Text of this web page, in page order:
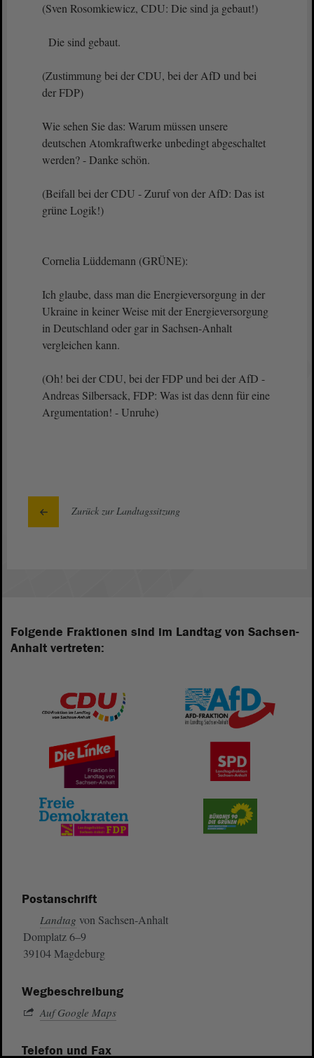
(Sven Rosomkiewicz, CDU: Die sind ja gebaut!)
Die sind gebaut.
(Zustimmung bei der CDU, bei der AfD und bei
der FDP)
Wie sehen Sie das: Warum müssen unsere
deutschen Atomkraftwerke unbedingt abgeschaltet
werden? - Danke schön.
(Beifall bei der CDU - Zuruf von der AfD: Das ist
grüne Logik!)
Cornelia Lüddemann (GRÜNE):
Ich glaube, dass man die Energieversorgung in der
Ukraine in keiner Weise mit der Energieversorgung
in Deutschland oder gar in Sachsen-Anhalt
vergleichen kann.
(Oh! bei der CDU, bei der FDP und bei der AfD -
Andreas Silbersack, FDP: Was ist das denn für eine
Argumentation! - Unruhe)
Zurück zur Landtagssitzung
Folgende Fraktionen sind im Landtag von Sachsen-
Anhalt vertreten:
Postanschrift
Landtag von Sachsen-Anhalt
Domplatz 6–9
39104 Magdeburg
Wegbeschreibung
Auf Google Maps
Telefon und Fax